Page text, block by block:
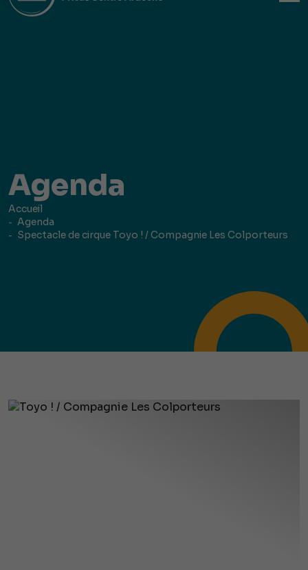
Agenda
Accueil
Agenda
Spectacle de cirque Toyo ! / Compagnie Les Colporteurs